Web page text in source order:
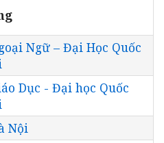
Ngữ – Đại Học Quốc
Dục - Đại học Quốc
Nội